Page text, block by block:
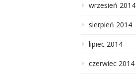
wrzesień 2014
sierpień 2014
lipiec 2014
czerwiec 2014